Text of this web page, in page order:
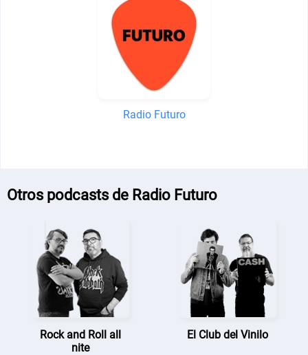
Radio Futuro
Otros podcasts de Radio Futuro
Rock and Roll all
nite
El Club del Vinilo